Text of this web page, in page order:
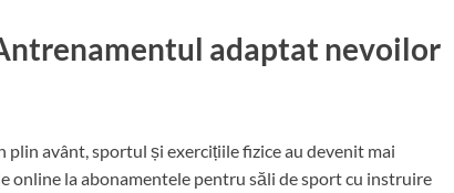
adaptat nevoilor
avânt, sportul și exercițiile fizice au devenit mai
online la abonamentele pentru săli de sport cu instruire